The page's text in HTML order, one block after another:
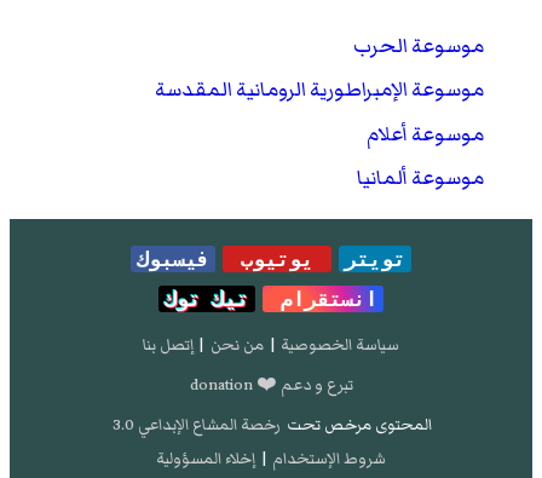
موسوعة الحرب
موسوعة الإمبراطورية الرومانية المقدسة
موسوعة أعلام
موسوعة ألمانيا
تويتر يوتيوب
فيسبوك
انستقرام
تيك توك
سياسة الخصوصية | من نحن | إتصل بنا
تبرع و دعم ❤️ donation
المحتوى مرخص تحت رخصة المشاع الإبداعي 3.0
شروط الإستخدام | إخلاء المسؤولية